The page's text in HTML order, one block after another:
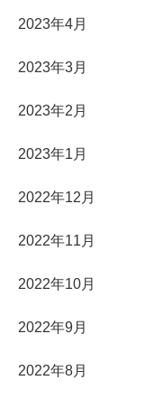
2023年4月
2023年3月
2023年2月
2023年1月
2022年12月
2022年11月
2022年10月
2022年9月
2022年8月